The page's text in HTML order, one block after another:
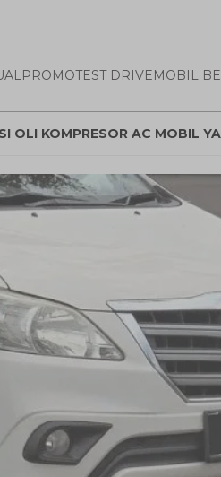
PROMOTEST DRIVEMOBIL
OLI KOMPRESOR AC MOBIL